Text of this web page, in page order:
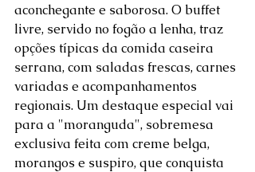
aconchegante e saborosa. O buffet
livre, servido no fogão a lenha, traz
opções típicas da comida caseira
serrana, com saladas frescas, carnes
variadas e acompanhamentos
regionais. Um destaque especial vai
para a "moranguda", sobremesa
exclusiva feita com creme belga,
morangos e suspiro, que conquista